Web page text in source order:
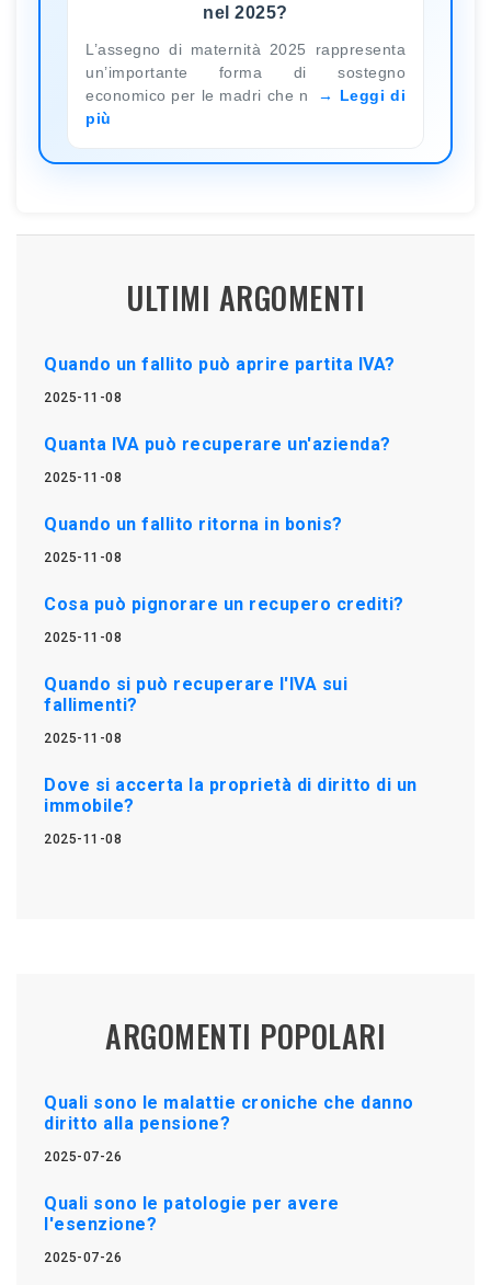
nel 2025?
L’assegno di maternità 2025 rappresenta
un’importante forma di sostegno
economico per le madri che n
Leggi di
più
ULTIMI ARGOMENTI
Quando un fallito può aprire partita IVA?
2025-11-08
Quanta IVA può recuperare un'azienda?
2025-11-08
Quando un fallito ritorna in bonis?
2025-11-08
Cosa può pignorare un recupero crediti?
2025-11-08
Quando si può recuperare l'IVA sui
fallimenti?
2025-11-08
Dove si accerta la proprietà di diritto di un
immobile?
2025-11-08
ARGOMENTI POPOLARI
Quali sono le malattie croniche che danno
diritto alla pensione?
2025-07-26
Quali sono le patologie per avere
l'esenzione?
2025-07-26